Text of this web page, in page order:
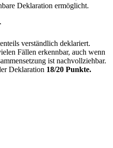
Deklaration ermöglicht.
verständlich deklariert.
Fällen erkennbar, auch wenn
ist nachvollziehbar.
Deklaration 18/20 Punkte.